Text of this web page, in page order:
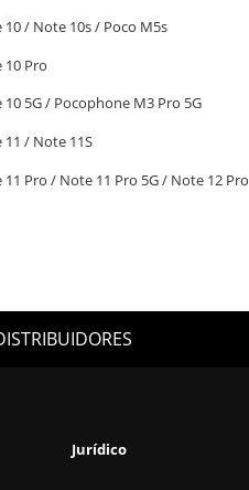
10 / Note 10s / Poco M5s
10 Pro
5G / Pocophone M3 Pro 5G
/ Note 11S
11 Pro / Note 11 Pro 5G / Note 12 Pro
Jurídico